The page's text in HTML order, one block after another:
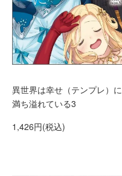
異世界は幸せ（テンプレ）に
満ち溢れている3
1,426円(税込)